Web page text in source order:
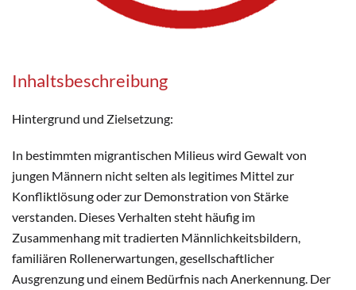
Inhaltsbeschreibung
Hintergrund und Zielsetzung:
In bestimmten migrantischen Milieus wird Gewalt von
jungen Männern nicht selten als legitimes Mittel zur
Konfliktlösung oder zur Demonstration von Stärke
verstanden. Dieses Verhalten steht häufig im
Zusammenhang mit tradierten Männlichkeitsbildern,
familiären Rollenerwartungen, gesellschaftlicher
Ausgrenzung und einem Bedürfnis nach Anerkennung. Der